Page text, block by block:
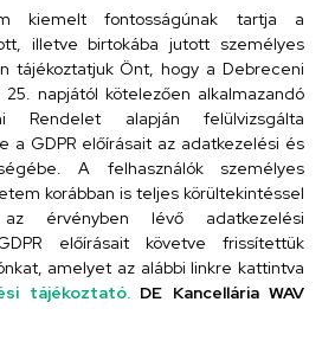
utca 33.
telefonkönyv
kiemelt fontosságúnak tartja a
illetve birtokába jutott személyes
tájékoztatjuk Önt, hogy a Debreceni
napjától kötelezően alkalmazandó
Rendelet alapján felülvizsgálta
a GDPR előírásait az adatkezelési és
A felhasználók személyes
korábban is teljes körültekintéssel
érvényben lévő adatkezelési
előírásait követve frissítettük
amelyet az alábbi linkre kattintva
tájékoztató. DE Kancellária WAV